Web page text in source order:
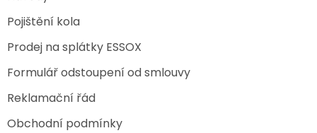
Pojištění kola
Prodej na splátky ESSOX
Formulář odstoupení od smlouvy
Reklamační řád
Obchodní podmínky